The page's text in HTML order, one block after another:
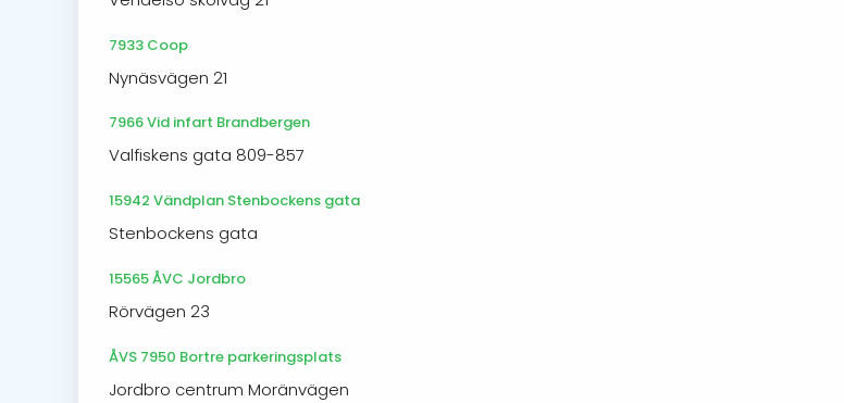
7933 Coop
Nynäsvägen 21
7966 Vid infart Brandbergen
Valfiskens gata 809-857
15942 Vändplan Stenbockens gata
Stenbockens gata
15565 ÅVC Jordbro
Rörvägen 23
ÅVS 7950 Bortre parkeringsplats
Jordbro centrum Moränvägen